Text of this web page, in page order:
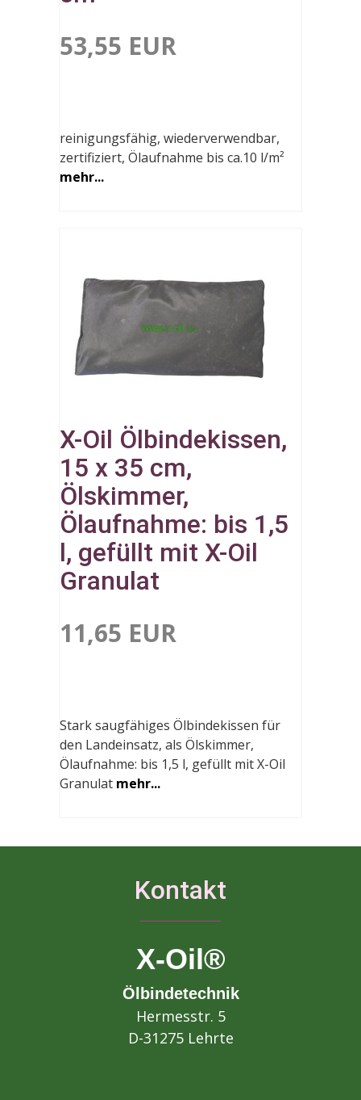
53,55 EUR
reinigungsfähig, wiederverwendbar,
zertifiziert, Ölaufnahme bis ca.10 l/m²
mehr...
X-Oil Ölbindekissen,
15 x 35 cm,
Ölskimmer,
Ölaufnahme: bis 1,5
l, gefüllt mit X-Oil
Granulat
11,65 EUR
Stark saugfähiges Ölbindekissen für
den Landeinsatz, als Ölskimmer,
Ölaufnahme: bis 1,5 l, gefüllt mit X-Oil
Granulat mehr...
Kontakt
X-Oil®
Ölbindetechnik
Hermesstr. 5
D-31275 Lehrte